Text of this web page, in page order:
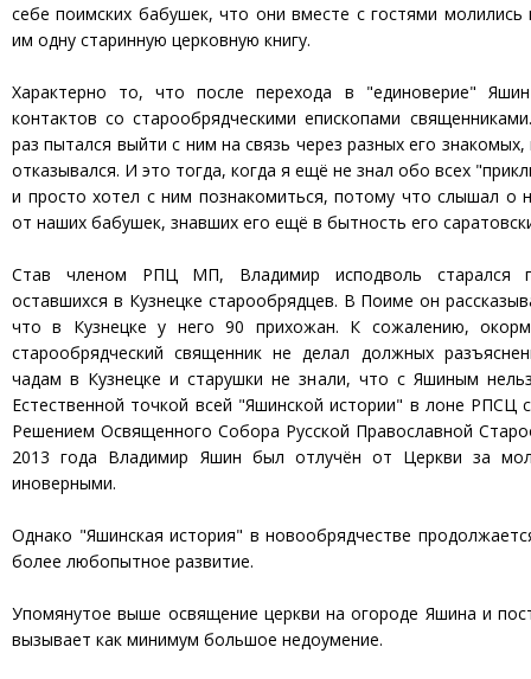
себе поимских бабушек, что они вместе с гостями
им одну старинную церковную книгу.
Характерно то, что после перехода в "единоверие" Яшин
контактов со старообрядческими епископами
раз пытался выйти с ним на связь через разных его знакомых,
отказывался. И это тогда, когда я ещё не знал обо всех
и просто хотел с ним познакомиться, потому что слышал о
от наших бабушек, знавших его ещё в бытность его
Став членом РПЦ МП, Владимир исподволь старался
оставшихся в Кузнецке старообрядцев. В Поиме он
что в Кузнецке у него 90 прихожан. К сожалению,
старообрядческий священник не делал должных
чадам в Кузнецке и старушки не знали, что с Яшиным
Естественной точкой всей "Яшинской истории" в лоне РПСЦ
Решением Освященного Собора Русской Православной
2013 года Владимир Яшин был отлучён от Церкви за
иноверными.
Однако "Яшинская история" в новообрядчестве
более любопытное развитие.
Упомянутое выше освящение церкви на огороде Яшина и
вызывает как минимум большое недоумение.